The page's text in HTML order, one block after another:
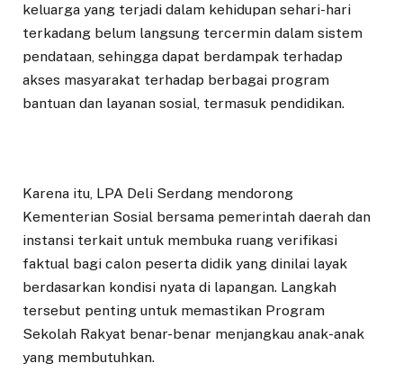
keluarga yang terjadi dalam kehidupan sehari-hari
terkadang belum langsung tercermin dalam sistem
pendataan, sehingga dapat berdampak terhadap
akses masyarakat terhadap berbagai program
bantuan dan layanan sosial, termasuk pendidikan.
Karena itu, LPA Deli Serdang mendorong
Kementerian Sosial bersama pemerintah daerah dan
instansi terkait untuk membuka ruang verifikasi
faktual bagi calon peserta didik yang dinilai layak
berdasarkan kondisi nyata di lapangan. Langkah
tersebut penting untuk memastikan Program
Sekolah Rakyat benar-benar menjangkau anak-anak
yang membutuhkan.